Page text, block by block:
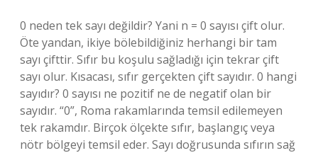
0 neden tek sayı değildir? Yani n = 0 sayısı çift olur.
Öte yandan, ikiye bölebildiğiniz herhangi bir tam
sayı çifttir. Sıfır bu koşulu sağladığı için tekrar çift
sayı olur. Kısacası, sıfır gerçekten çift sayıdır. 0 hangi
sayıdır? 0 sayısı ne pozitif ne de negatif olan bir
sayıdır. “0”, Roma rakamlarında temsil edilemeyen
tek rakamdır. Birçok ölçekte sıfır, başlangıç ​​veya
nötr bölgeyi temsil eder. Sayı doğrusunda sıfırın sağ